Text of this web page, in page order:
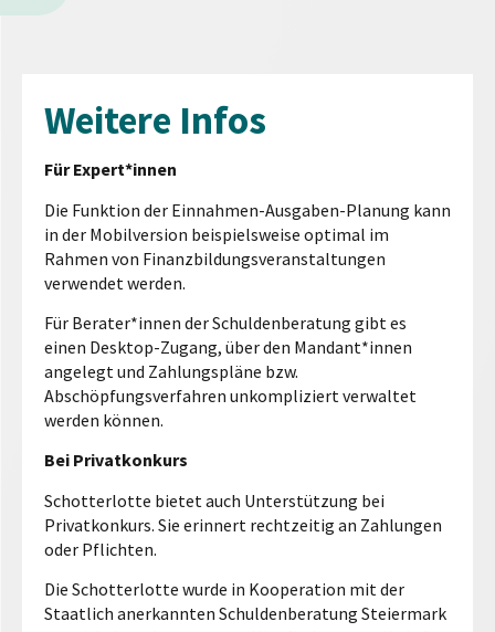
Weitere Infos
Für Expert*innen
Die Funktion der Einnahmen-Ausgaben-Planung kann
in der Mobilversion beispielsweise optimal im
Rahmen von Finanzbildungsveranstaltungen
verwendet werden.
Für Berater*innen der Schuldenberatung gibt es
einen Desktop-Zugang, über den Mandant*innen
angelegt und Zahlungspläne bzw.
Abschöpfungsverfahren unkompliziert verwaltet
werden können.
Bei Privatkonkurs
Schotterlotte bietet auch Unterstützung bei
Privatkonkurs. Sie erinnert rechtzeitig an Zahlungen
oder Pflichten.
Die Schotterlotte wurde in Kooperation mit der
Staatlich anerkannten Schuldenberatung Steiermark